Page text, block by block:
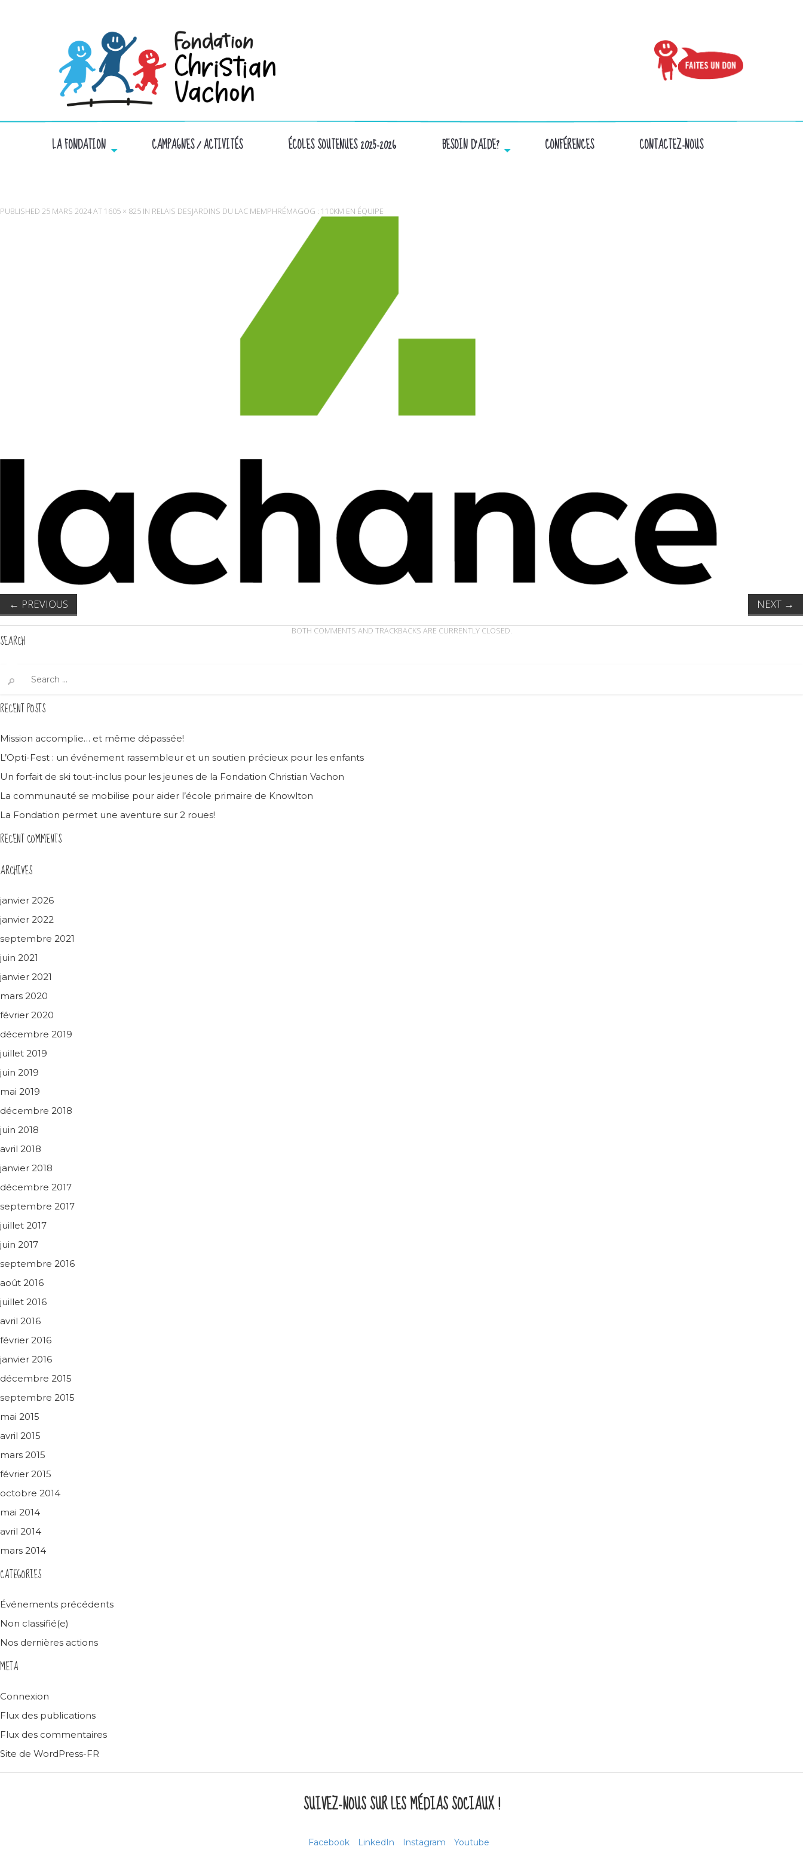
LA FONDATION CAMPAGNES / ACTIVITÉS ÉCOLES SOUTENUES 2025-2026 BESOIN D’AIDE? CONFÉRENCES CONTACTEZ-NOUS
PUBLISHED 25 MARS 2024AT 1605 × 825 IN RELAIS DESJARDINS DU LAC MEMPHRÉMAGOG : 110KM EN ÉQUIPE
← PREVIOUS NEXT →
BOTH COMMENTS AND TRACKBACKS ARE CURRENTLY CLOSED.
SEARCH
for:
RECENT POSTS
Mission accomplie… et même dépassée!
L’Opti-Fest : un événement rassembleur et un soutien précieux pour les enfants
Un forfait de ski tout-inclus pour les jeunes de la Fondation Christian Vachon
La communauté se mobilise pour aider l’école primaire de Knowlton
La Fondation permet une aventure sur 2 roues!
RECENT COMMENTS
ARCHIVES
janvier 2026
janvier 2022
septembre 2021
juin 2021
janvier 2021
mars 2020
février 2020
décembre 2019
juillet 2019
juin 2019
mai 2019
décembre 2018
juin 2018
avril 2018
janvier 2018
décembre 2017
septembre 2017
juillet 2017
juin 2017
septembre 2016
août 2016
juillet 2016
avril 2016
février 2016
janvier 2016
décembre 2015
septembre 2015
mai 2015
avril 2015
mars 2015
février 2015
octobre 2014
mai 2014
avril 2014
mars 2014
CATEGORIES
Événements précédents
Non classifié(e)
Nos dernières actions
META
Connexion
Flux des publications
Flux des commentaires
Site de WordPress-FR
SUIVEZ-NOUS SUR LES MÉDIAS SOCIAUX !
Facebook LinkedIn Instagram Youtube